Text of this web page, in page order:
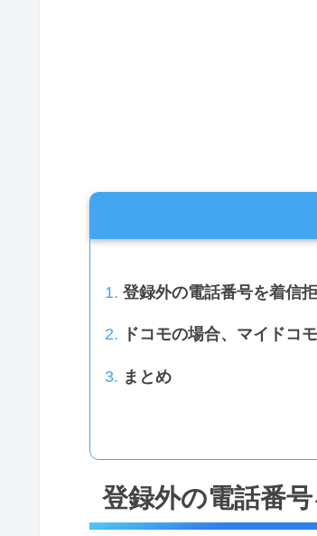
登録外の電話番号を着信
ドコモの場合、マイドコ
まとめ
登録外の電話番